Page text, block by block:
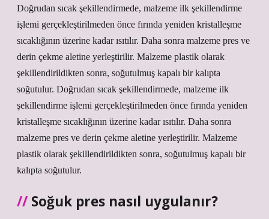
Doğrudan sıcak şekillendirmede, malzeme ilk şekillendirme
işlemi gerçekleştirilmeden önce fırında yeniden kristalleşme
sıcaklığının üzerine kadar ısıtılır. Daha sonra malzeme pres ve
derin çekme aletine yerleştirilir. Malzeme plastik olarak
şekillendirildikten sonra, soğutulmuş kapalı bir kalıpta
soğutulur. Doğrudan sıcak şekillendirmede, malzeme ilk
şekillendirme işlemi gerçekleştirilmeden önce fırında yeniden
kristalleşme sıcaklığının üzerine kadar ısıtılır. Daha sonra
malzeme pres ve derin çekme aletine yerleştirilir. Malzeme
plastik olarak şekillendirildikten sonra, soğutulmuş kapalı bir
kalıpta soğutulur.
Soğuk pres nasıl uygulanır?